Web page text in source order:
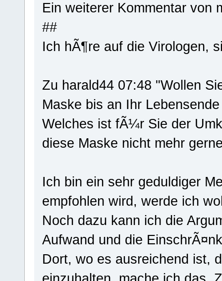
Ein weiterer Kommentar von
##
Ich hÃ¶re auf die Virologen,
Zu harald44 07:48 "Wollen
Maske bis an Ihr
Welches ist fÃ¼r Sie der
diese Maske nicht mehr
Ich bin ein sehr geduldiger
empfohlen wird, werde ich
Noch dazu kann ich die
Aufwand und die
Dort, wo es ausreichend ist,